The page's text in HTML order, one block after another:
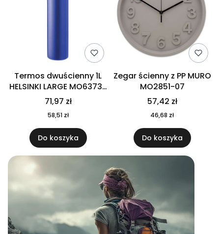
Termos dwuścienny 1L
HELSINKI LARGE MO6373-
04
71,97 zł
58,51 zł
Do koszyka
Zegar ścienny z PP MURO
MO2851-07
57,42 zł
46,68 zł
Do koszyka